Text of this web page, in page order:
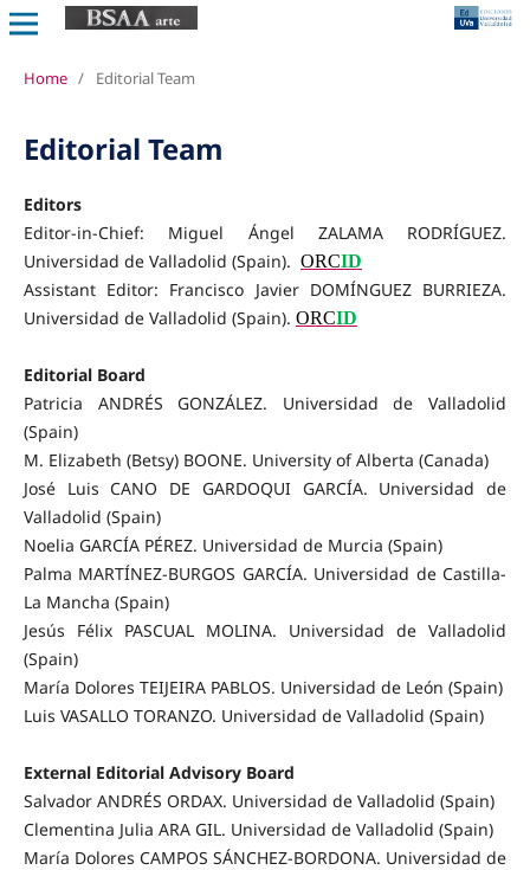
Home / Editorial Team
Editorial Team
Editors
Editor-in-Chief: Miguel Ángel ZALAMA RODRÍGUEZ.
Universidad de Valladolid (Spain). ORCID
Assistant Editor: Francisco Javier DOMÍNGUEZ BURRIEZA.
Universidad de Valladolid (Spain). ORCID
Editorial Board
Patricia ANDRÉS GONZÁLEZ. Universidad de Valladolid
(Spain)
M. Elizabeth (Betsy) BOONE. University of Alberta (Canada)
José Luis CANO DE GARDOQUI GARCÍA. Universidad de
Valladolid (Spain)
Noelia GARCÍA PÉREZ. Universidad de Murcia (Spain)
Palma MARTÍNEZ-BURGOS GARCÍA. Universidad de Castilla-
La Mancha (Spain)
Jesús Félix PASCUAL MOLINA. Universidad de Valladolid
(Spain)
María Dolores TEIJEIRA PABLOS. Universidad de León (Spain)
Luis VASALLO TORANZO. Universidad de Valladolid (Spain)
External Editorial Advisory Board
Salvador ANDRÉS ORDAX. Universidad de Valladolid (Spain)
Clementina Julia ARA GIL. Universidad de Valladolid (Spain)
María Dolores CAMPOS SÁNCHEZ-BORDONA. Universidad de